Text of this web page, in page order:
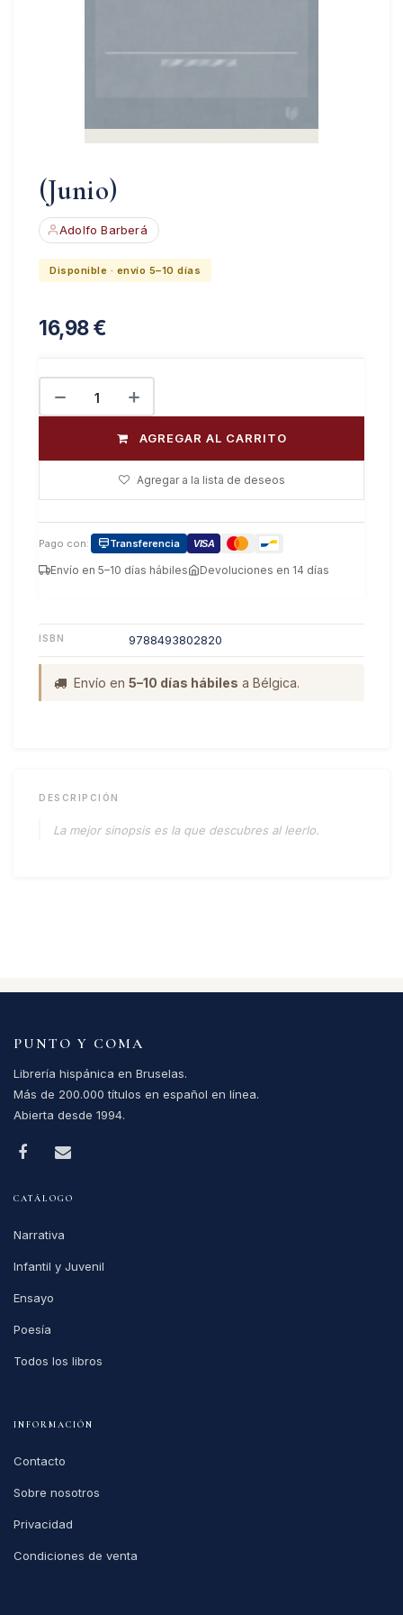
(Junio)
Adolfo Barberá
Disponible · envío 5–10 días
16,98€
AGREGAR AL CARRITO
Agregar a la lista de deseos
Pago con: Transferencia VISA
Envío en 5–10 días hábiles Devoluciones en 14 días
ISBN 9788493802820
Envío en 5–10 días hábiles a Bélgica.
DESCRIPCIÓN
La mejor sinopsis es la que descubres al leerlo.
PUNTO Y COMA
Librería hispánica en Bruselas.
Más de 200.000 títulos en español en línea.
Abierta desde 1994.
CATÁLOGO
Narrativa
Infantil y Juvenil
Ensayo
Poesía
Todos los libros
INFORMACIÓN
Contacto
Sobre nosotros
Privacidad
Condiciones de venta